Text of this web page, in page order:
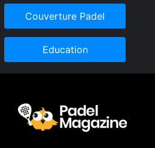
Couverture Padel
Education